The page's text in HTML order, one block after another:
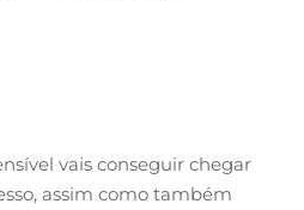
vais conseguir chegar
assim como também